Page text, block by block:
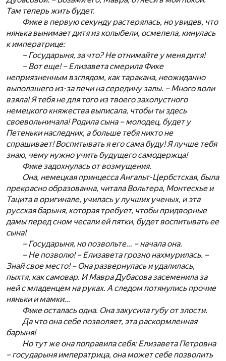
Там теперь жить будет.
Фике в первую секунду растерялась, но увидев, что
нянька вынимает дитя из колыбели, осмелела, кинулась
к императрице:
– Государыня, за что? Не отнимайте у меня дитя!
– Вот еще! – Елизавета смерила Фике
неприязненным взглядом, как таракана, неожиданно
выползшего из-за печи на середину залы. – Много воли
взяла! Я тебя не для того из твоего захолустного
немецкого княжества выписала, чтобы ты здесь
своевольничала! Родила сына – молодец, будет у
Петеньки наследник, а больше тебя никто не
спрашивает! Воспитывать я его сама буду! Я лучше тебя
знаю, чему нужно учить будущего самодержца!
Фике задохнулась от возмущения.
Она, немецкая принцесса Ангальт-Цербстская, была
прекрасно образованна, читала Вольтера, Монтескье и
Тацита в оригинале, училась у лучших ученых, и эта
русская барыня, которая требует, чтобы придворные
дамы перед сном чесали ей пятки, будет воспитывать ее
сына!
– Государыня, но позвольте… – начала она.
– Не позволю! – Елизавета грозно нахмурилась. –
Знай свое место! – Она развернулась и удалилась,
пыхтя, как самовар. И Мавра Дубасова засеменила за
ней с младенцем на руках. А следом потянулись прочие
няньки и мамки…
Фике осталась одна. Она закусила губу от злости.
Да что она себе позволяет, эта раскормленная
барыня!
Но тут же она поправила себя: Елизавета Петровна
– государыня императрица, она может себе позволить